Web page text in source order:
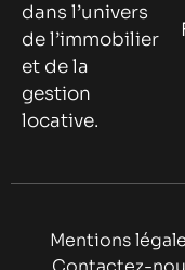
dans l’univers
de l’immobilier
et de la
gestion
locative.
Mentions